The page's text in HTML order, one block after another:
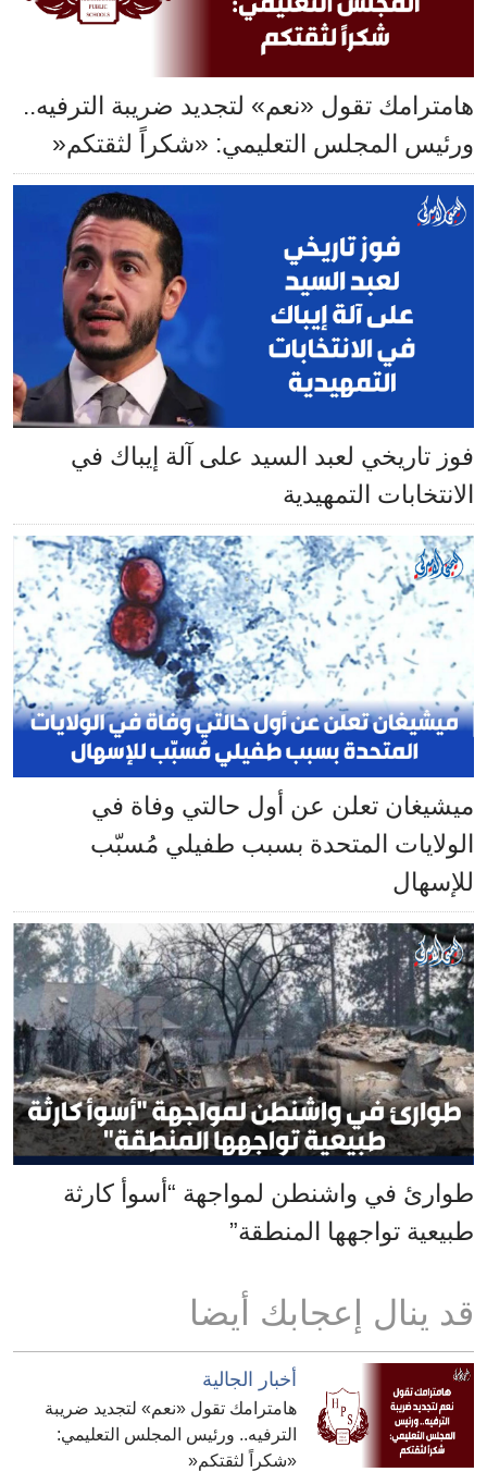
هامترامك تقول «نعم» لتجديد ضريبة الترفيه..
ورئيس المجلس التعليمي: «شكراً لثقتكم«
فوز تاريخي لعبد السيد على آلة إيباك في
الانتخابات التمهيدية
ميشيغان تعلن عن أول حالتي وفاة في
الولايات المتحدة بسبب طفيلي مُسبّب
للإسهال
طوارئ في واشنطن لمواجهة “أسوأ كارثة
طبيعية تواجهها المنطقة”
قد ينال إعجابك أيضا
أخبار الجالية
هامترامك تقول «نعم» لتجديد ضريبة
الترفيه.. ورئيس المجلس التعليمي:
«شكراً لثقتكم«